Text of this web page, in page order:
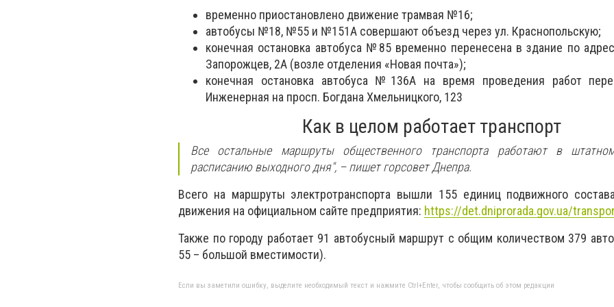
временно приостановлено движение трамвая №16;
автобусы №18, №55 и №151А совершают объезд через ул. Краснопольскую;
конечная остановка автобуса №85 временно перенесена в здание по
Запорожцев, 2А (возле отделения «Новая почта»);
конечная остановка автобуса №136А на время проведения работ
Инженерная на просп. Богдана Хмельницкого, 123
Как в целом работает транспорт
Все остальные маршруты общественного транспорта работают в
расписанию выходного дня", – пишет горсовет Днепра.
Всего на маршруты электротранспорта вышли 155 единиц подвижного
движения на официальном сайте предприятия: https://det.dniprorada.gov.ua/
Также по городу работает 91 автобусный маршрут с общим количеством 379
55 – большой вместимости).
Если вы заметили ошибку, выделите необходимый текст и нажмите Ctrl+Enter, чтобы сообщить об этом редакции